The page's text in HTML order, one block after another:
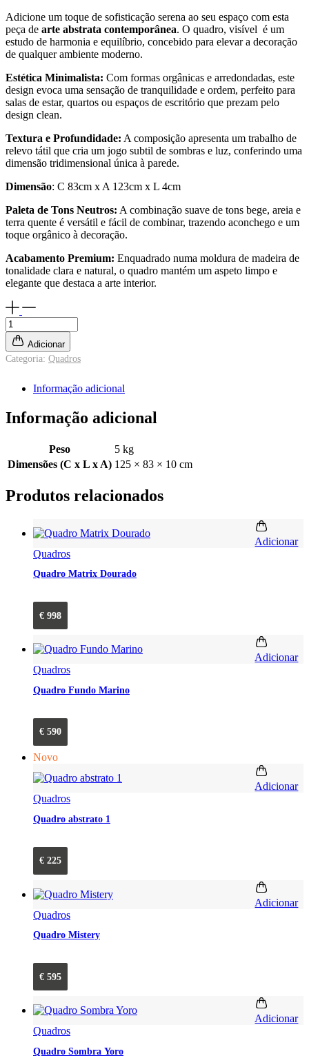
Adicione um toque de sofisticação serena ao seu espaço com esta
peça de arte abstrata contemporânea. O quadro, visível é um
estudo de harmonia e equilíbrio, concebido para elevar a decoração
de qualquer ambiente moderno.
Estética Minimalista: Com formas orgânicas e arredondadas, este
design evoca uma sensação de tranquilidade e ordem, perfeito para
salas de estar, quartos ou espaços de escritório que prezam pelo
design clean.
Textura e Profundidade: A composição apresenta um trabalho de
relevo tátil que cria um jogo subtil de sombras e luz, conferindo uma
dimensão tridimensional única à parede.
Dimensão: C 83cm x A 123cm x L 4cm
Paleta de Tons Neutros: A combinação suave de tons bege, areia e
terra quente é versátil e fácil de combinar, trazendo aconchego e um
toque orgânico à decoração.
Acabamento Premium: Enquadrado numa moldura de madeira de
tonalidade clara e natural, o quadro mantém um aspeto limpo e
elegante que destaca a arte interior.
Minimalismo
texturizado
2
quantidade
Adicionar
Categoria: Quadros
Informação adicional
Informação adicional
Peso
5 kg
Dimensões (C x L x A) 125 × 83 × 10 cm
Produtos relacionados
Adicionar
Quadros
Quadro Matrix Dourado
€ 998
Adicionar
Quadros
Quadro Fundo Marino
€ 590
Novo
Adicionar
Quadros
Quadro abstrato 1
€ 225
Adicionar
Quadros
Quadro Mistery
€ 595
Adicionar
Quadros
Quadro Sombra Yoro